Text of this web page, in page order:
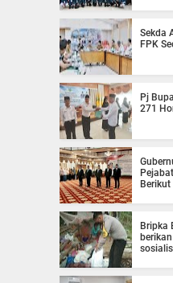
Sekda
FPK
Pj
271
Berikut
Bripka